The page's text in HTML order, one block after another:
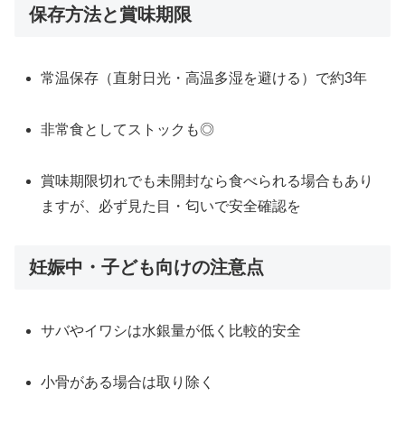
保存方法と賞味期限
常温保存（直射日光・高温多湿を避ける）で約3年
非常食としてストックも◎
賞味期限切れでも未開封なら食べられる場合もあり
ますが、必ず見た目・匂いで安全確認を
妊娠中・子ども向けの注意点
サバやイワシは水銀量が低く比較的安全
小骨がある場合は取り除く